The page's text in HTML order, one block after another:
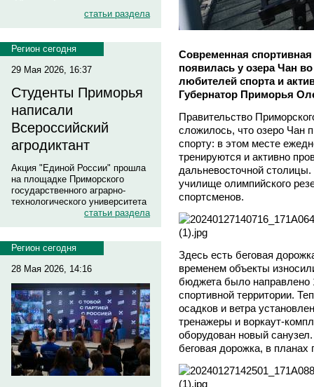
статьи раздела
Регион сегодня
29 Мая 2026, 16:37
Студенты Приморья
написали
Всероссийский
агродиктант
Акция "Единой России" прошла
на площадке Приморского
государственного аграрно-
технологического университета
статьи раздела
Регион сегодня
28 Мая 2026, 14:16
Современная
появилась у озера Чан
любителей спорта и
Губернатор Приморья
Правительство
сложилось, что озеро Чан
спорту: в этом месте
тренируются и активно
дальневосточной
училище олимпийского
спортсменов.
Здесь есть беговая
временем объекты
бюджета было направлено
спортивной территории.
осадков и ветра
тренажеры и воркаут-
оборудован новый
беговая дорожка, в планах